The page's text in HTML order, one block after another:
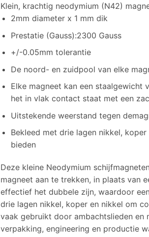
Klein, krachtig neodymium (N42)
2mm diameter x 1 mm dik
Prestatie (Gauss):2300 Gauss
+/-0.05mm tolerantie
De noord- en zuidpool van elke
Elke magneet kan een staalgewicht
het in vlak contact staat met een
Uitstekende weerstand tegen
Bekleed met drie lagen nikkel,
bieden
Deze kleine Neodymium
magneet aan te trekken, in plaats van
effectief het dubbele zijn, waardoor
drie lagen nikkel, koper en nikkel om
vaak gebruikt door ambachtslieden en
verpakking, engineering en productie